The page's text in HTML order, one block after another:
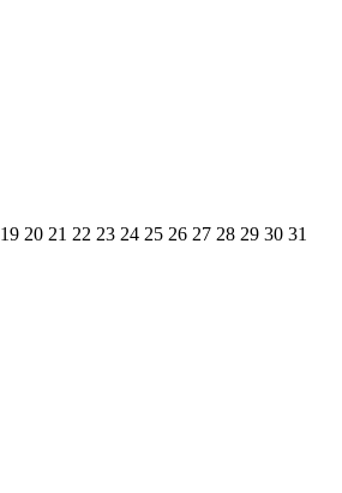
19 20 21 22 23 24 25 26 27 28 29 30 31